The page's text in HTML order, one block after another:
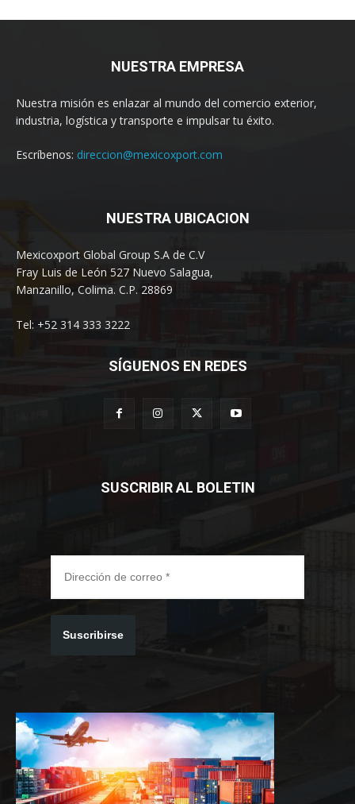
NUESTRA EMPRESA
Nuestra misión es enlazar al mundo del comercio exterior,
industria, logística y transporte e impulsar tu éxito.
Escríbenos: direccion@mexicoxport.com
NUESTRA UBICACION
Mexicoxport Global Group S.A de C.V
Fray Luis de León 527 Nuevo Salagua,
Manzanillo, Colima. C.P. 28869
Tel: +52 314 333 3222
SÍGUENOS EN REDES
SUSCRIBIR AL BOLETIN
Suscribirse